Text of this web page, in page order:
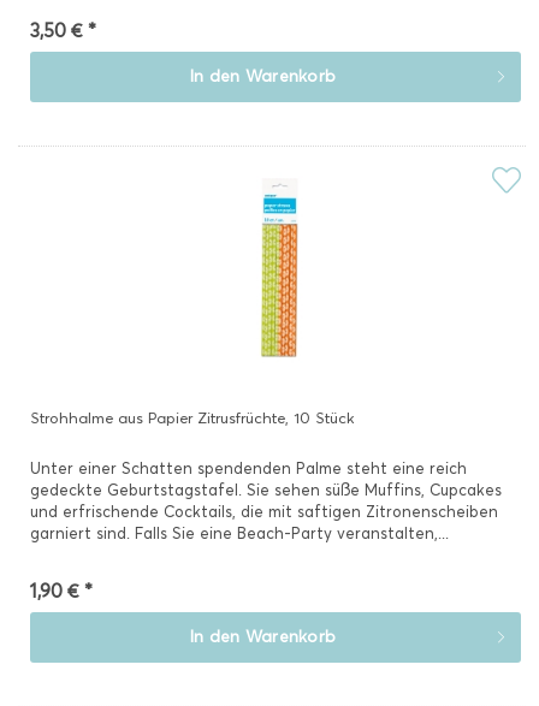
3,50 € *
In den Warenkorb
Strohhalme aus Papier Zitrusfrüchte, 10 Stück
Unter einer Schatten spendenden Palme steht eine reich
gedeckte Geburtstagstafel. Sie sehen süße Muffins, Cupcakes
und erfrischende Cocktails, die mit saftigen Zitronenscheiben
garniert sind. Falls Sie eine Beach-Party veranstalten,...
1,90 € *
In den Warenkorb